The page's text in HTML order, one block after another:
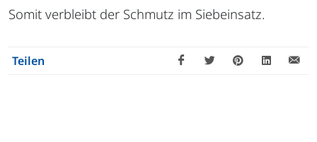
Somit verbleibt der Schmutz im Siebeinsatz.
Teilen